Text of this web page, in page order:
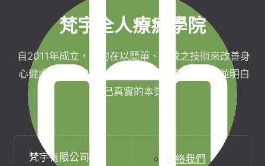
梵宇全人療癒學院
自2011年成立，目的在以簡單、有效之技術來改善身
心健康，協助完成生命目標與實現靈性生活，並明白
自己真實的本質。
梵宇有限公司
聯絡我們